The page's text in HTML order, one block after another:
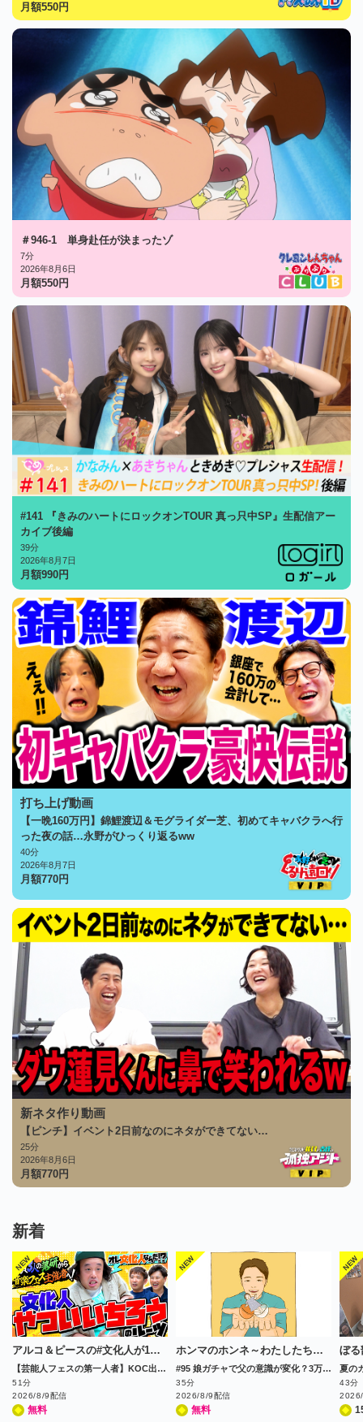
月額550円
＃946-1 単身赴任が決まったゾ
7分
2026年8月6日
月額550円
#141 『きみのハートにロックオンTOUR 真っ只中SP』生配信アー
カイブ後編
39分
2026年8月7日
月額990円
打ち上げ動画
【一晩160万円】錦鯉渡辺＆モグライダー芝、初めてキャバクラへ行
った夜の話…永野がひっくり返るww
40分
2026年8月7日
月額770円
新ネタ作り動画
【ピンチ】イベント2日前なのにネタができてない…
25分
2026年8月6日
月額770 円
新着
アルコ＆ピースの#文化人が1番やばい～Produced by しくじり先生～
【芸能人フェスの第一人者】KOC出場の実力派コント師は、いかにしてフェス業界で成功するまでに至ったのか!?
51分
2026/8/9配信
無料
ホンマのホンネ～わたしたちのモヤモヤニュース会議～
#95 娘ガチャで父の意識が変化？3万人データが証明
35分
2026/8/9配信
無料
ぼる
43分